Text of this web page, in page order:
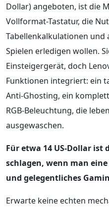
Dollar) angeboten, ist die
Vollformat-Tastatur, die
Tabellenkalkulationen und
Spielen erledigen wollen.
Einsteigergerät, doch
Funktionen integriert: ein
Anti-Ghosting, ein
RGB-Beleuchtung, die
ausgewaschen.
Für etwa 14 US-Dollar ist
schlagen, wenn man
und gelegentliches
Erwarte keine echten